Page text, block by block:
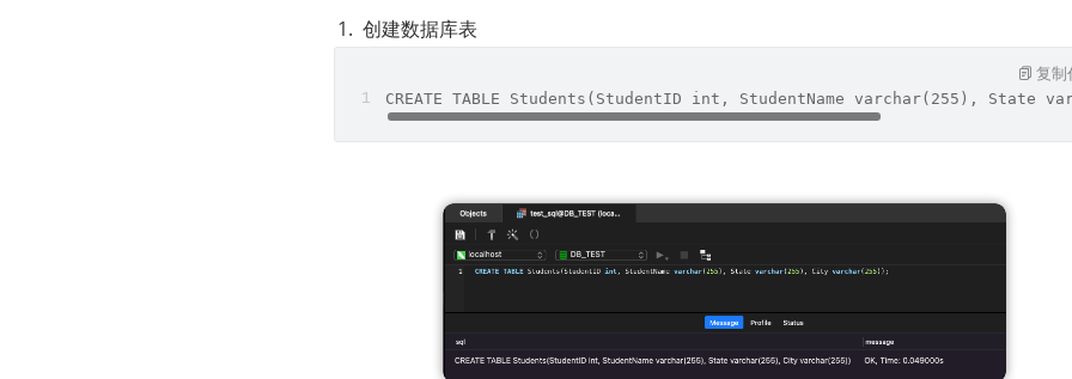
创建数据库表
CREATE TABLE Students(StudentID int, StudentName varchar(255), State
复制